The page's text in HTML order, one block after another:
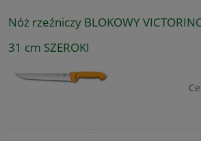
Nóż rzeźniczy BLOKOWY
31 cm SZEROKI